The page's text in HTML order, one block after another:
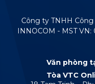
Công ty TNHH
INNOCOM - MST VN:
Văn phòng
Tòa VTC